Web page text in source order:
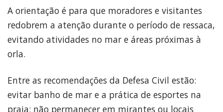
A orientação é para que moradores e visitantes
redobrem a atenção durante o período de ressaca,
evitando atividades no mar e áreas próximas à
orla.
Entre as recomendações da Defesa Civil estão:
evitar banho de mar e a prática de esportes na
praia; não permanecer em mirantes ou locais